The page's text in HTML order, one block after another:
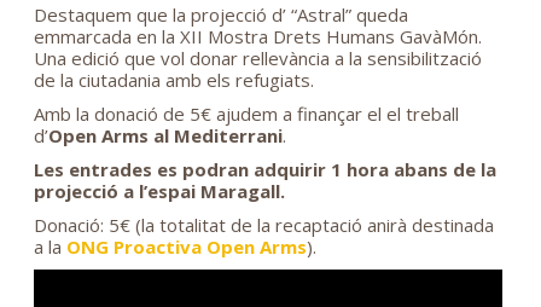
Destaquem que la projecció d’ “Astral” queda
emmarcada en la XII Mostra Drets Humans GavàMón.
Una edició que vol donar rellevància a la sensibilització
de la ciutadania amb els refugiats.
Amb la donació de 5€ ajudem a finançar el el treball
d’Open Arms al Mediterrani.
Les entrades es podran adquirir 1 hora abans de la
projecció a l’espai Maragall.
Donació: 5€ (la totalitat de la recaptació anirà destinada
a la ONG Proactiva Open Arms).